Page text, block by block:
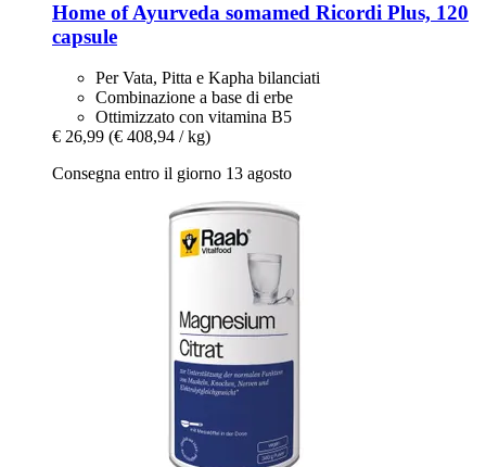
Home of Ayurveda somamed Ricordi Plus, 120
capsule
Per Vata, Pitta e Kapha bilanciati
Combinazione a base di erbe
Ottimizzato con vitamina B5
€ 26,99 (€ 408,94 / kg)
Consegna entro il giorno 13 agosto